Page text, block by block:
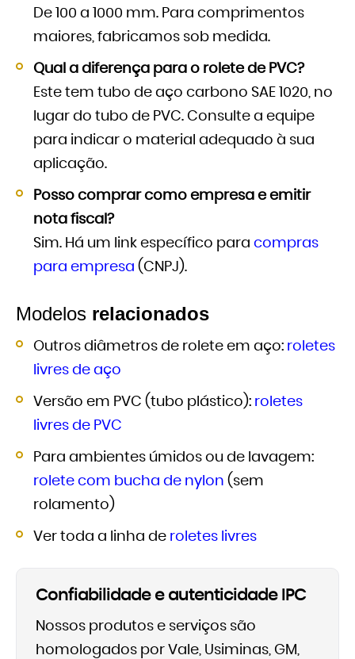
De 100 a 1000 mm. Para comprimentos
maiores, fabricamos sob medida.
Qual a diferença para o rolete de PVC?
Este tem tubo de aço carbono SAE 1020, no
lugar do tubo de PVC. Consulte a equipe
para indicar o material adequado à sua
aplicação.
Posso comprar como empresa e emitir
nota fiscal?
Sim. Há um link específico para compras
para empresa (CNPJ).
Modelos relacionados
Outros diâmetros de rolete em aço: roletes
livres de aço
Versão em PVC (tubo plástico): roletes
livres de PVC
Para ambientes úmidos ou de lavagem:
rolete com bucha de nylon (sem
rolamento)
Ver toda a linha de roletes livres
Confiabilidade e autenticidade IPC
Nossos produtos e serviços são
homologados por Vale, Usiminas, GM,